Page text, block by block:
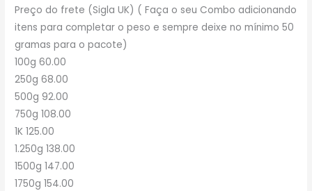
Preço do frete (Sigla UK) ( Faça o seu Combo adicionando
itens para completar o peso e sempre deixe no mínimo 50
gramas para o pacote)
100g 60.00
250g 68.00
500g 92.00
750g 108.00
1K 125.00
1.250g 138.00
1500g 147.00
1750g 154.00